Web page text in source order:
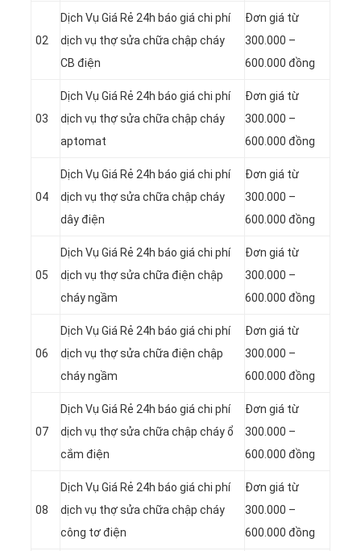
02
Dịch Vụ Giá Rẻ 24h báo giá chi phí
dịch vụ thợ sửa chữa chập cháy
CB điện
Đơn giá từ
300.000 –
600.000 đồng
03
Dịch Vụ Giá Rẻ 24h báo giá chi phí
dịch vụ thợ sửa chữa chập cháy
aptomat
Đơn giá từ
300.000 –
600.000 đồng
04
Dịch Vụ Giá Rẻ 24h báo giá chi phí
dịch vụ thợ sửa chữa chập cháy
dây điện
Đơn giá từ
300.000 –
600.000 đồng
05
Dịch Vụ Giá Rẻ 24h báo giá chi phí
dịch vụ thợ sửa chữa điện chập
cháy ngầm
Đơn giá từ
300.000 –
600.000 đồng
06
Dịch Vụ Giá Rẻ 24h báo giá chi phí
dịch vụ thợ sửa chữa điện chập
cháy ngầm
Đơn giá từ
300.000 –
600.000 đồng
07
Dịch Vụ Giá Rẻ 24h báo giá chi phí
dịch vụ thợ sửa chữa chập cháy ổ
cắm điện
Đơn giá từ
300.000 –
600.000 đồng
08
Dịch Vụ Giá Rẻ 24h báo giá chi phí
dịch vụ thợ sửa chữa chập cháy
công tơ điện
Đơn giá từ
300.000 –
600.000 đồng